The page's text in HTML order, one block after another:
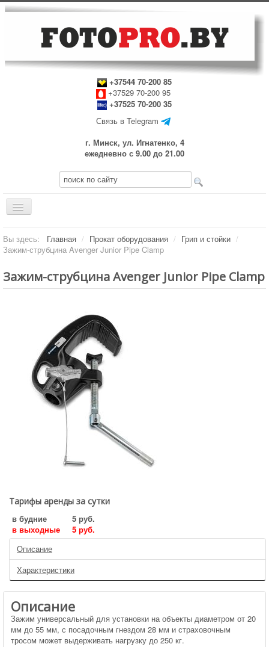
+37544 70-200 85
+37529 70-200 95
+37525 70-200 35
Связь в Telegram
г. Минск, ул. Игнатенко, 4
ежедневно с 9.00 до 21.00
Включить/
Главная
Прокат оборудования
Аренда студии
Условия проката
Статьи
Обзоры
Доставка
Юридическим лицам
Вы здесь: Главная / Прокат оборудования / Грип и стойки /
Зажим-струбцина Avenger Junior Pipe Clamp
Зажим-струбцина Avenger Junior Pipe Clamp
Тарифы аренды за сутки
в будние
5 руб.
в выходные
5 руб.
Описание
Характеристики
Описание
Зажим универсальный для установки на объекты диаметром от 20
мм до 55 мм, с посадочным гнездом 28 мм и страховочным
тросом может выдерживать нагрузку до 250 кг.